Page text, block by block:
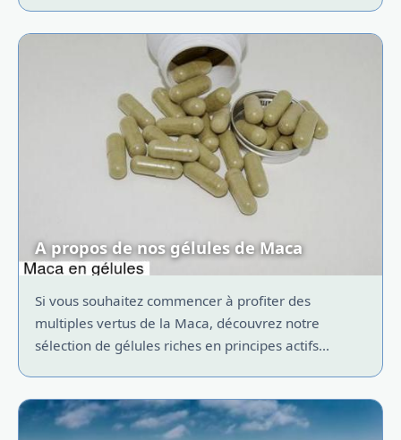
A propos de nos gélules de Maca
Si vous souhaitez commencer à profiter des
multiples vertus de la Maca, découvrez notre
sélection de gélules riches en principes actifs...